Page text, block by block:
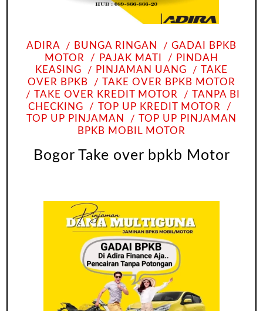
ADIRA BUNGA RINGAN
GADAI BPKB
MOTOR
PAJAK MATI
PINDAH
KEASING
PINJAMAN UANG
TAKE
OVER BPKB
TAKE OVER BPKB MOTOR
TAKE OVER KREDIT MOTOR
TANPA BI
CHECKING
TOP UP KREDIT MOTOR
TOP UP PINJAMAN
TOP UP PINJAMAN
BPKB MOBIL MOTOR
Bogor Take over bpkb Motor